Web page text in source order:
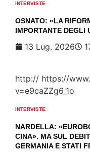
INTERVISTE
OSNATO: «LA
IMPORTANTE DEGLI
13 Lug. 2026
http:// https://
v=e9caZZg6_1o
INTERVISTE
NARDELLA:
CINA». MA SUL
GERMANIA E STATI